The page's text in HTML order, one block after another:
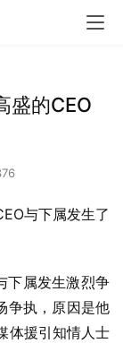
盛的CEO
与下属发生了
下属发生激烈争
争执，原因是他
体援引知情人士